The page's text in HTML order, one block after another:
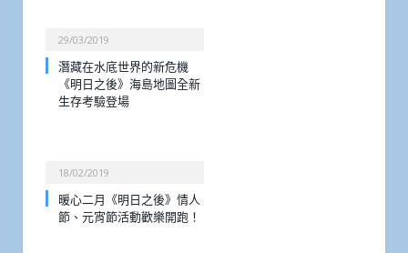
29/03/2019
潛藏在水底世界的新危機
《明日之後》海島地圖全新
生存考驗登場
18/02/2019
暖心二月《明日之後》情人
節、元宵節活動歡樂開跑！